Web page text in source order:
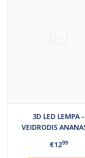
3D LED LEMPA -
VEIDRODIS
€1299